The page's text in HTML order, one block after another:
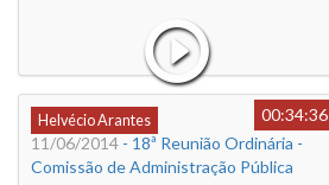
Helvécio Arantes
00:34:36
11/06/2014 - 18ª Reunião Ordinária -
Comissão de Administração Pública